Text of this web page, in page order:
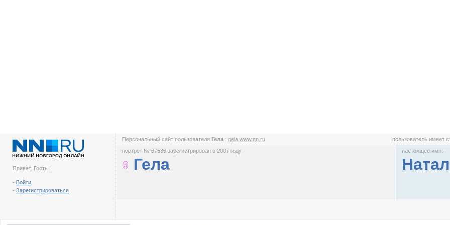
Привет, Гость !
- Войти
- Зарегистрироваться
Персональный сайт пользователя Гела : gela.www.nn.ru пользователь имеет
портрет № 67536 зарегистрирован в 2007 году
Гела
настоящее имя: